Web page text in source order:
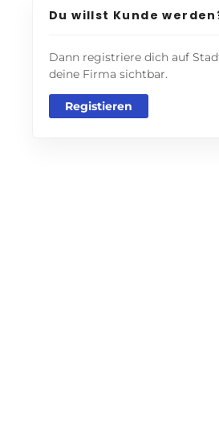
Du willst Kunde
Dann registriere dich auf
deine Firma sichtbar.
Registieren